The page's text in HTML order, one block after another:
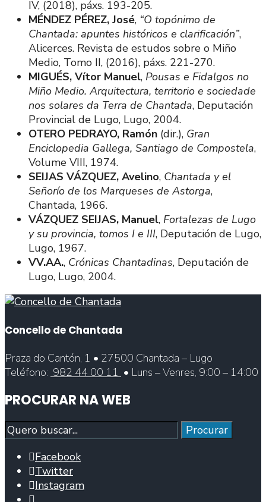
IV, (2018), páxs. 193-205.
MÉNDEZ PÉREZ, José, “O topónimo de
Chantada: apuntes históricos e clarificación”,
Alicerces. Revista de estudos sobre o Miño
Medio, Tomo II, (2016), páxs. 221-270.
MIGUÉS, Vítor Manuel, Pousas e Fidalgos no
Miño Medio. Arquitectura, territorio e sociedade
nos solares da Terra de Chantada, Deputación
Provincial de Lugo, Lugo, 2004.
OTERO PEDRAYO, Ramón (dir.), Gran
Enciclopedia Gallega, Santiago de Compostela,
Volume VIII, 1974.
SEIJAS VÁZQUEZ, Avelino, Chantada y el
Señorío de los Marqueses de Astorga,
Chantada, 1966.
VÁZQUEZ SEIJAS, Manuel, Fortalezas de Lugo
y su provincia, tomos I e III, Deputación de Lugo,
Lugo, 1967.
VV.AA., Crónicas Chantadinas, Deputación de
Lugo, Lugo, 2004.
Concello de Chantada
Praza do Cantón, 1 • 27500 Chantada – Lugo
Teléfono: 982 44 00 11 • Luns – Venres, 9:00 – 14:00
PROCURAR NA WEB
Procurar
Procurar
Facebook
Twitter
Instagram